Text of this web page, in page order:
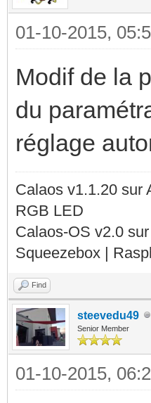
01-10-2015,
Modif de la
du
réglage
Calaos v1.1.20 sur
RGB LED
Calaos-OS v2.0
Squeezebox |
Find
steevedu49
Senior Member
01-10-2015,